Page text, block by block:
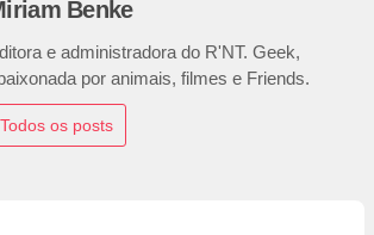
Benke
e administradora do R'NT. Geek,
por animais, filmes e Friends.
Todos os posts